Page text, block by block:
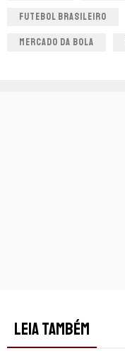
FUTEBOL BRASILEIRO
MERCADO DA BOLA
LEIA TAMBÉM